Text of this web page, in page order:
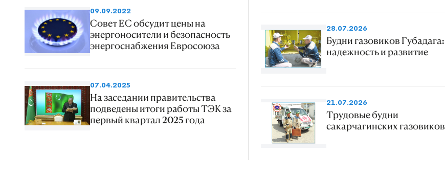
09.09.2022
Совет ЕС обсудит цены на
энергоносители и безопасность
энергоснабжения Евросоюза
07.04.2025
На заседании правительства
подведены итоги работы ТЭК за
первый квартал 2025 года
28.07.2026
Будни газовиков Губадага:
надежность и развитие
21.07.2026
Трудовые будни
сакарчагинских газовиков